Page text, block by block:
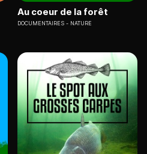
Au coeur de la forêt
DOCUMENTAIRES NATURE